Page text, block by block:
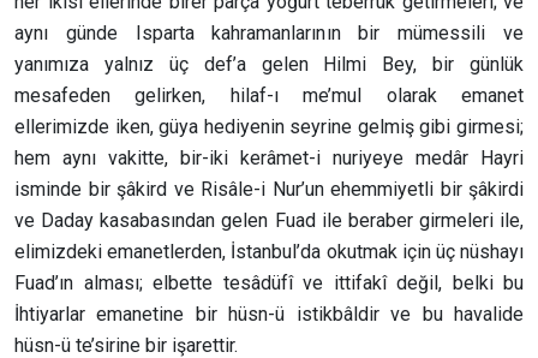
aynı günde Isparta kahramanlarının bir mümessili ve
yanımıza yalnız üç def’a gelen Hilmi Bey, bir günlük
mesafeden gelirken, hilaf-ı me’mul olarak emanet
ellerimizde iken, güya hediyenin seyrine gelmiş gibi girmesi;
hem aynı vakitte, bir-iki kerâmet-i nuriyeye medâr Hayri
isminde bir şâkird ve Risâle-i Nur’un ehemmiyetli bir şâkirdi
ve Daday kasabasından gelen Fuad ile beraber girmeleri ile,
elimizdeki emanetlerden, İstanbul’da okutmak için üç nüshayı
Fuad’ın alması; elbette tesâdüfî ve ittifakî değil, belki bu
İhtiyarlar emanetine bir hüsn-ü istikbâldir ve bu havalide
hüsn-ü te’sirine bir işarettir.